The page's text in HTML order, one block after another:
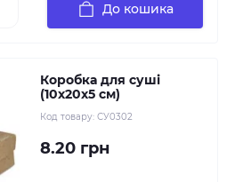
До кошика
Коробка для суші
(10х20х5 см)
Код товару: СУ0302
8.20 грн